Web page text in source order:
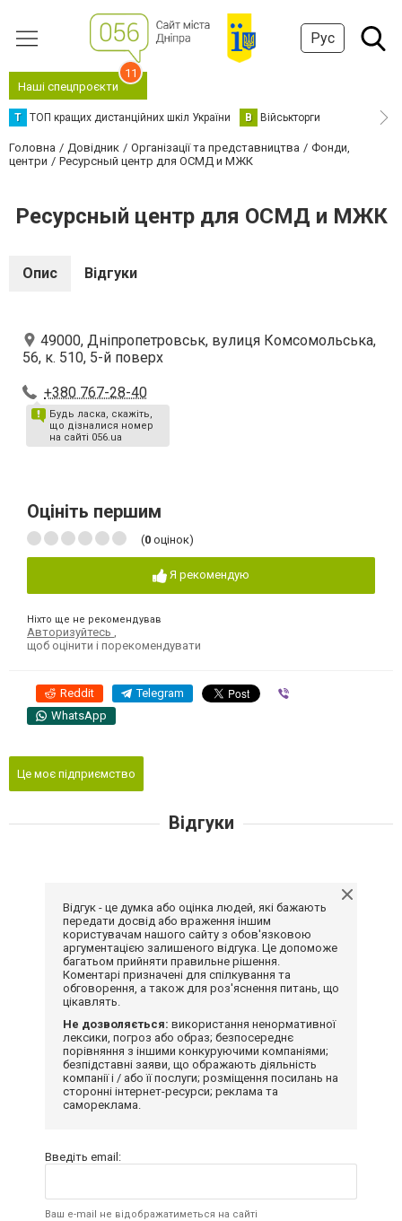
Рус
Наші спецпроєкти
11
Т ТОП кращих дистанційних шкіл України В Військторги
Головна Довідник Організації та представництва
Фонди,
центри
Ресурсный центр для ОСМД и МЖК
Ресурсный центр для ОСМД и МЖК
Опис Відгуки
49000, Дніпропетровськ, вулиця Комсомольська,
56, к. 510, 5-й поверх
+380 767-28-40
Будь ласка, скажіть,
що дізналися номер
на сайті 056.ua
Оцініть першим
(0 оцінок)
Я рекомендую
Ніхто ще не рекомендував
Авторизуйтесь
щоб оцінити і порекомендувати
Reddit Telegram
WhatsApp
Це моє підприємство
Відгуки
Відгук - це думка або оцінка людей, які бажають
передати досвід або враження іншим
користувачам нашого сайту з обов'язковою
аргументацією залишеного відгука. Це допоможе
багатьом прийняти правильне рішення.
Коментарі призначені для спілкування та
обговорення, а також для роз'яснення питань, що
цікавлять.
Не дозволяється: використання ненормативної
лексики, погроз або образ; безпосереднє
порівняння з іншими конкуруючими компаніями;
безпідставні заяви, що ображають діяльність
компанії і / або її послуги; розміщення посилань на
сторонні інтернет-ресурси; реклама та
самореклама.
Введіть email:
Ваш e-mail не відображатиметься на сайті